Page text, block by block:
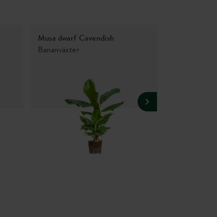
Musa dwarf Cavendish
Bananväxter